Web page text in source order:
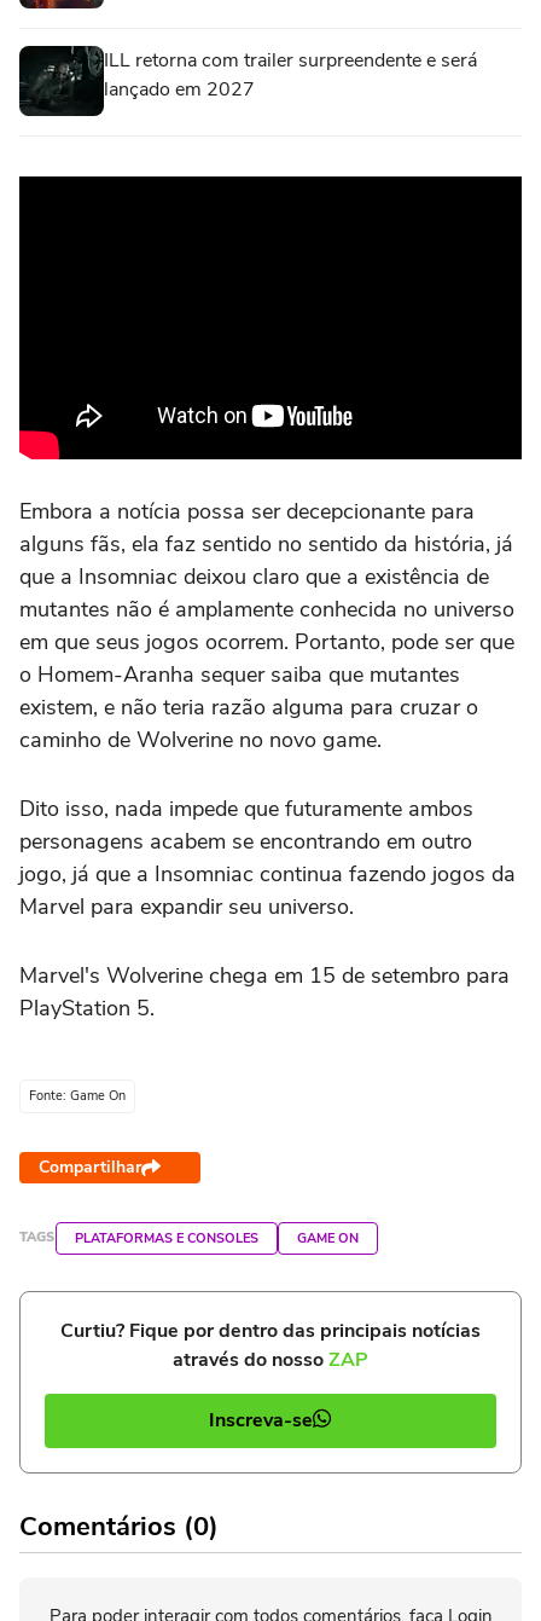
ILL retorna com trailer surpreendente e será
lançado em 2027
Embora a notícia possa ser decepcionante para
alguns fãs, ela faz sentido no sentido da história, já
que a Insomniac deixou claro que a existência de
mutantes não é amplamente conhecida no universo
em que seus jogos ocorrem. Portanto, pode ser que
o Homem-Aranha sequer saiba que mutantes
existem, e não teria razão alguma para cruzar o
caminho de Wolverine no novo game.
Dito isso, nada impede que futuramente ambos
personagens acabem se encontrando em outro
jogo, já que a Insomniac continua fazendo jogos da
Marvel para expandir seu universo.
Marvel's Wolverine chega em 15 de setembro para
PlayStation 5.
Fonte: Game On
Compartilhar
TAGS PLATAFORMAS E CONSOLES GAME ON
Curtiu? Fique por dentro das principais notícias
através do nossoZAP
Inscreva-se
Comentários (0)
Para poder interagir com todos comentários, faça Login